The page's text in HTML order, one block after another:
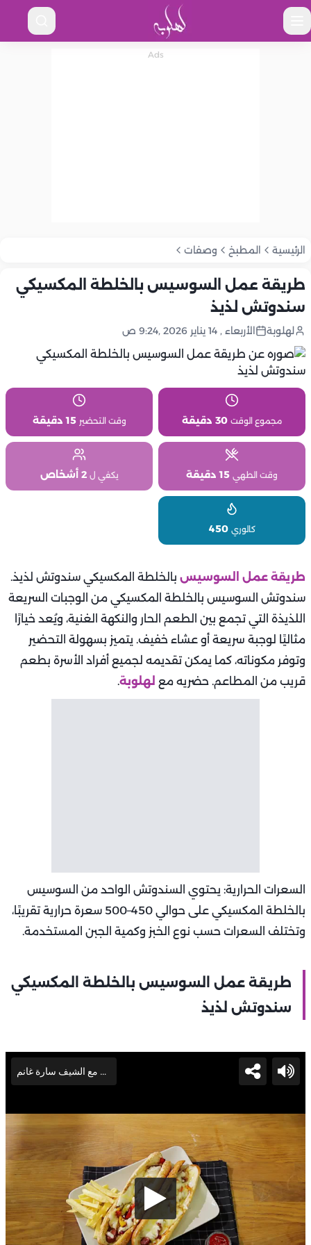
الرئيسية المطبخ وصفات
طريقة عمل السوسيس بالخلطة المكسيكي
سندوتش لذيذ
لهلوبة الأربعاء , 14 يناير 2026 ,9:24 ص
مجموع الوقت 30 دقيقة وقت التحضير 15 دقيقة
وقت الطهي 15 دقيقة يكفي ل 2 أشخاص
كالوري 450
طريقة عمل السوسيس بالخلطة المكسيكي سندوتش لذيذ.
سندوتش السوسيس بالخلطة المكسيكي من الوجبات السريعة
اللذيذة التي تجمع بين الطعم الحار والنكهة الغنية، ويُعد خيارًا
مثاليًا لوجبة سريعة أو عشاء خفيف. يتميز بسهولة التحضير
وتوفر مكوناته، كما يمكن تقديمه لجميع أفراد الأسرة بطعم
قريب من المطاعم. حضريه مع لهلوبة.
السعرات الحرارية: يحتوي السندوتش الواحد من السوسيس
بالخلطة المكسيكي على حوالي 450–500 سعرة حرارية تقريبًا،
وتختلف السعرات حسب نوع الخبز وكمية الجبن المستخدمة.
طريقة عمل السوسيس بالخلطة المكسيكي
سندوتش لذيذ